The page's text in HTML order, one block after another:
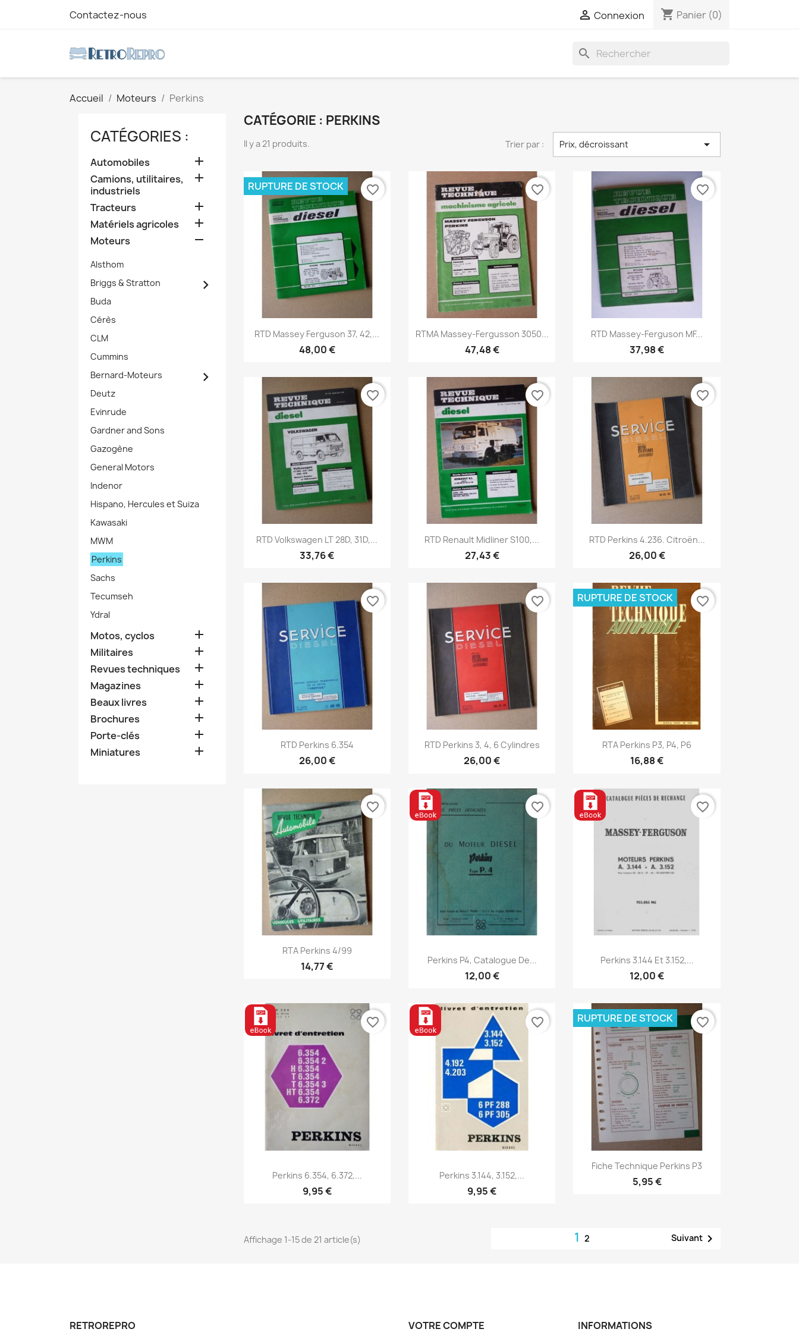
Contactez-nous  Connexion shopping_cart Panier (0)
search
Accueil Moteurs Perkins
CATÉGORIES :
Automobiles 
Camions, utilitaires,
industriels

Tracteurs 
Matériels agricoles 
Moteurs 
Alsthom
Briggs & Stratton

Buda
Cérès
CLM
Cummins
Bernard-Moteurs

Deutz
Evinrude
Gardner and Sons
Gazogène
General Motors
Indenor
Hispano, Hercules et Suiza
Kawasaki
MWM
Perkins
Sachs
Tecumseh
Ydral
Motos, cyclos 
Militaires 
Revues techniques 
Magazines 
Beaux livres 
Brochures 
Porte-clés 
Miniatures 
CATÉGORIE : PERKINS
Il y a 21 produits. Trier par : Prix, décroissant 
Aperçu rapide
RTD Massey Ferguson 37, 42,...
48,00 €
RUPTURE DE STOCK favorite_border
Aperçu rapide
RTMA Massey-Fergusson 3050...
47,48 €
favorite_border
Aperçu rapide
RTD Massey-Ferguson MF...
37,98 €
favorite_border
Aperçu rapide
RTD Volkswagen LT 28D, 31D,...
33,76 €
favorite_border
Aperçu rapide
RTD Renault Midliner S100,...
27,43 €
favorite_border
Aperçu rapide
RTD Perkins 4.236. Citroën...
26,00 €
favorite_border
Aperçu rapide
RTD Perkins 6.354
26,00 €
favorite_border
Aperçu rapide
RTD Perkins 3, 4, 6 Cylindres
26,00 €
favorite_border
 Aperçu rapide
RTA Perkins P3, P4, P6
16,88 €
RUPTURE DE STOCK favorite_border
Aperçu rapide
RTA Perkins 4/99
14,77 €
favorite_border
Aperçu rapide
Perkins P4, Catalogue De...
12,00 €
favorite_border
Aperçu rapide
Perkins 3.144 Et 3.152,...
12,00 €
favorite_border
Aperçu rapide
Perkins 6.354, 6.372,...
9,95 €
favorite_border
Aperçu rapide
Perkins 3.144, 3.152,...
9,95 €
favorite_border
Aperçu rapide
Fiche Technique Perkins P3
5,95 €
RUPTURE DE STOCK favorite_border
Affichage 1-15 de 21 article(s) 12 Suivant
RETROREPRO VOTRE COMPTE INFORMATIONS